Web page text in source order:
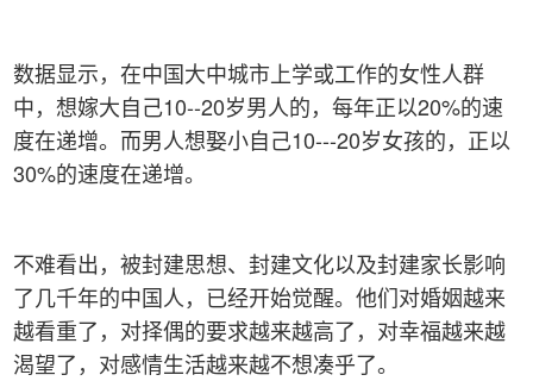
数据显示，在中国大中城市上学或工作的女性人群
中，想嫁大自己10--20岁男人的，每年正以20%的速
度在递增。而男人想娶小自己10---20岁女孩的，正以
30%的速度在递增。
不难看出，被封建思想、封建文化以及封建家长影响
了几千年的中国人，已经开始觉醒。他们对婚姻越来
越看重了，对择偶的要求越来越高了，对幸福越来越
渴望了，对感情生活越来越不想凑乎了。